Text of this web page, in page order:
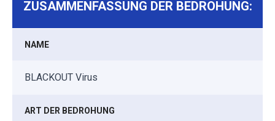
ZUSAMMENFASSUNG DER BEDROHUNG:
NAME
BLACKOUT Virus
ART DER BEDROHUNG